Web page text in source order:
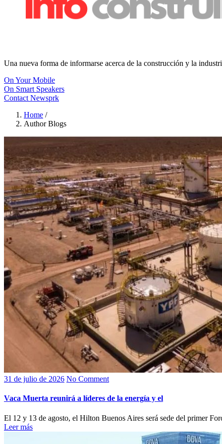
Una nueva forma de informarse acerca de la construcción y la
On Your Mobile
On Smart Speakers
Contact Newsprk
Home /
Author Blogs
31 de julio de 2026 No Comment
Vaca Muerta reunirá a líderes de la energía y el
El 12 y 13 de agosto, el Hilton Buenos Aires será sede del primer
Leer más